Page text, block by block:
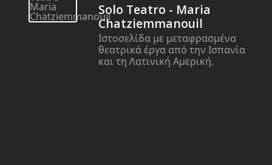
Solo Teatro - Maria
Chatziemmanouil
Ιστοσελίδα με μεταφρασμένα
θεατρικά έργα από την Ισπανία
και τη Λατινική Αμερική.